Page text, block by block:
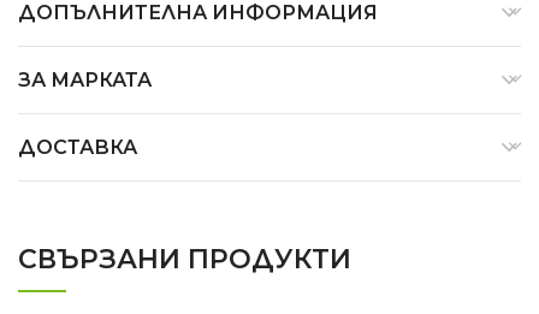
ДОПЪЛНИТЕЛНА ИНФОРМАЦИЯ
ЗА МАРКАТА
ДОСТАВКА
СВЪРЗАНИ ПРОДУКТИ